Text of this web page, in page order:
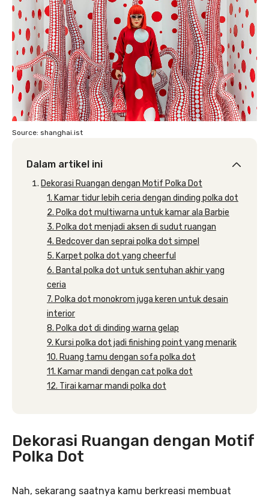
Source: shanghai.ist
Dalam artikel ini
Dekorasi Ruangan dengan Motif Polka Dot
1. Kamar tidur lebih ceria dengan dinding polka dot
2. Polka dot multiwarna untuk kamar ala Barbie
3. Polka dot menjadi aksen di sudut ruangan
4. Bedcover dan seprai polka dot simpel
5. Karpet polka dot yang cheerful
6. Bantal polka dot untuk sentuhan akhir yang
ceria
7. Polka dot monokrom juga keren untuk desain
interior
8. Polka dot di dinding warna gelap
9. Kursi polka dot jadi finishing point yang menarik
10. Ruang tamu dengan sofa polka dot
11. Kamar mandi dengan cat polka dot
12. Tirai kamar mandi polka dot
Dekorasi Ruangan dengan Motif
Polka Dot
Nah, sekarang saatnya kamu berkreasi membuat